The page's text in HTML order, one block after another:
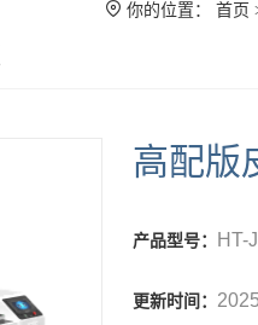
你的位置： 首页
高配版
产品型号： HT-
更新时间：